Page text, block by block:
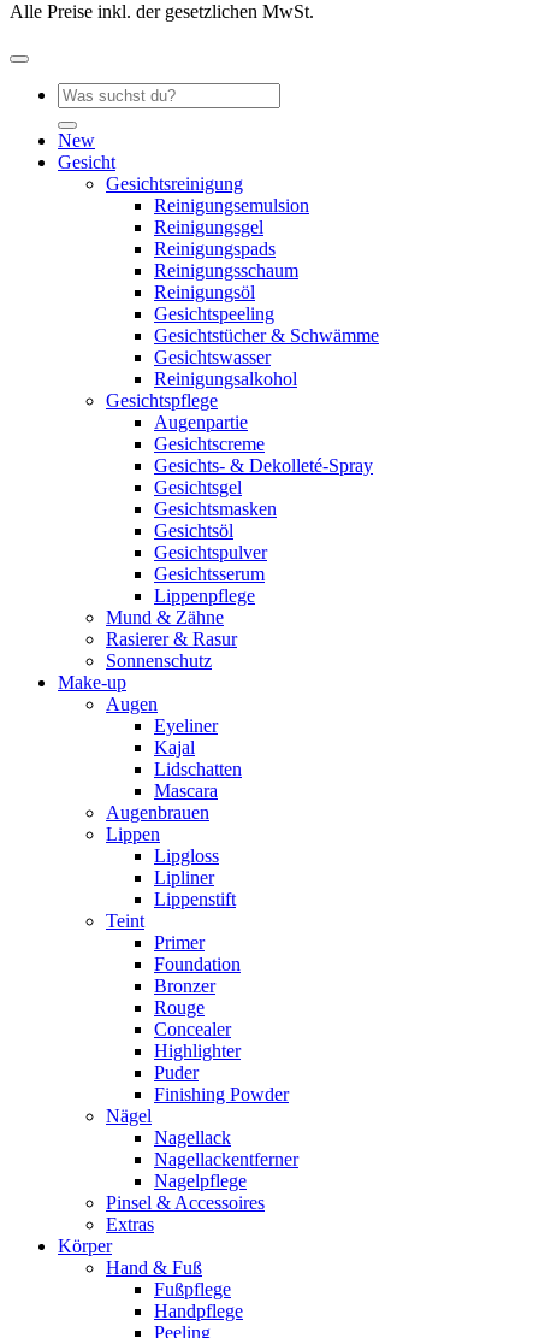
Alle Preise inkl. der gesetzlichen MwSt.
Suche
nach:
New
Gesicht
Gesichtsreinigung
Reinigungsemulsion
Reinigungsgel
Reinigungspads
Reinigungsschaum
Reinigungsöl
Gesichtspeeling
Gesichtstücher & Schwämme
Gesichtswasser
Reinigungsalkohol
Gesichtspflege
Augenpartie
Gesichtscreme
Gesichts- & Dekolleté-Spray
Gesichtsgel
Gesichtsmasken
Gesichtsöl
Gesichtspulver
Gesichtsserum
Lippenpflege
Mund & Zähne
Rasierer & Rasur
Sonnenschutz
Make-up
Augen
Eyeliner
Kajal
Lidschatten
Mascara
Augenbrauen
Lippen
Lipgloss
Lipliner
Lippenstift
Teint
Primer
Foundation
Bronzer
Rouge
Concealer
Highlighter
Puder
Finishing Powder
Nägel
Nagellack
Nagellackentferner
Nagelpflege
Pinsel & Accessoires
Extras
Körper
Hand & Fuß
Fußpflege
Handpflege
Peeling